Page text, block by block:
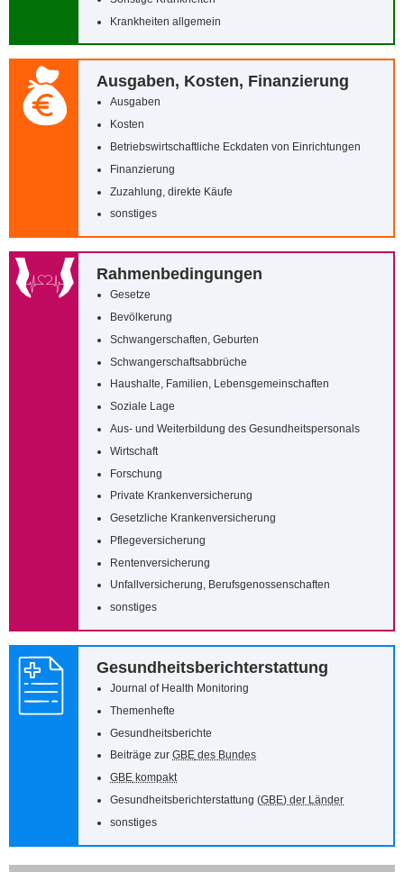
Krankheiten allgemein
Ausgaben, Kosten, Finanzierung
Ausgaben
Kosten
Betriebswirtschaftliche Eckdaten von Einrichtungen
Finanzierung
Zuzahlung, direkte Käufe
sonstiges
Rahmenbedingungen
Gesetze
Bevölkerung
Schwangerschaften, Geburten
Schwangerschaftsabbrüche
Haushalte, Familien, Lebensgemeinschaften
Soziale Lage
Aus- und Weiterbildung des Gesundheitspersonals
Wirtschaft
Forschung
Private Krankenversicherung
Gesetzliche Krankenversicherung
Pflegeversicherung
Rentenversicherung
Unfallversicherung, Berufsgenossenschaften
sonstiges
Gesundheitsberichterstattung
Journal of Health Monitoring
Themenhefte
Gesundheitsberichte
Beiträge zur GBE des Bundes
GBE kompakt
Gesundheitsberichterstattung (GBE) der Länder
sonstiges